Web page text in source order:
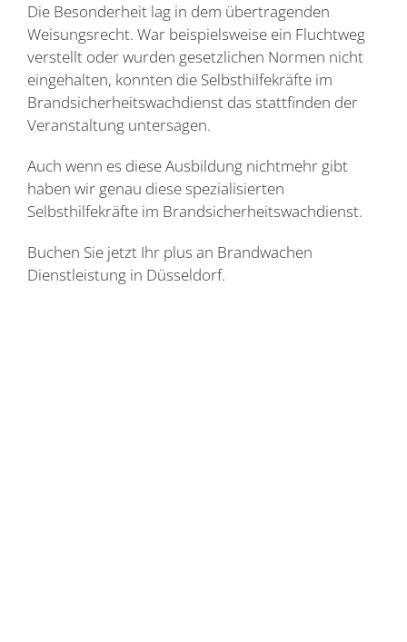
Die Besonderheit lag in dem übertragenden
Weisungsrecht. War beispielsweise ein Fluchtweg
verstellt oder wurden gesetzlichen Normen nicht
eingehalten, konnten die Selbsthilfekräfte im
Brandsicherheitswachdienst das stattfinden der
Veranstaltung untersagen.
Auch wenn es diese Ausbildung nichtmehr gibt
haben wir genau diese spezialisierten
Selbsthilfekräfte im Brandsicherheitswachdienst.
Buchen Sie jetzt Ihr plus an Brandwachen
Dienstleistung in Düsseldorf.